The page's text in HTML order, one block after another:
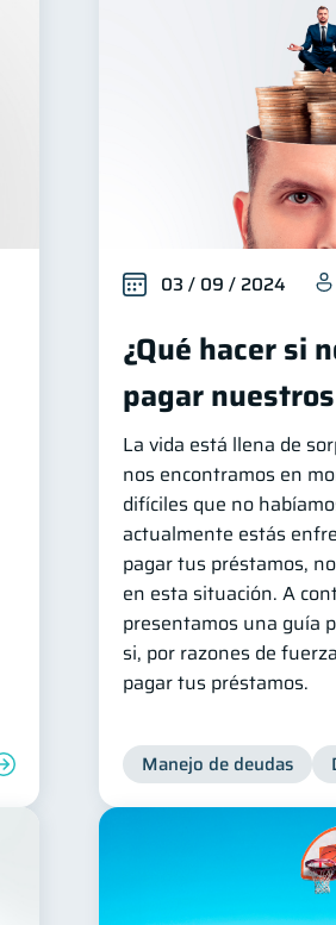
Manejo de deudas Derechos &
03 / 09 / 2024
¿Qué hacer si
pagar
La vida está llena de
nos encontramos en
difíciles que no
actualmente estás
pagar tus préstamos,
en esta situación. A
presentamos una guía
si, por razones de
pagar tus préstamos.
Manejo de deudas